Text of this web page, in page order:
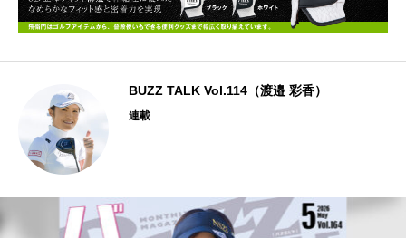
BUZZ TALK Vol.114（渡邉 彩香）
連載